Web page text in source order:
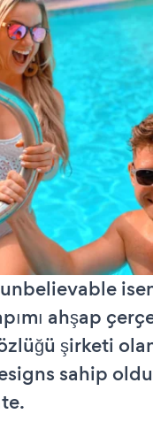
ahşap
şirketi
sahip